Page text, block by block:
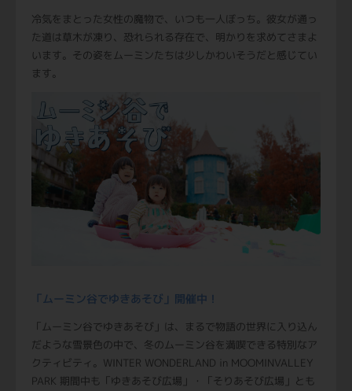
冷気をまとった女性の魔物で、いつも一人ぼっち。彼女が通っ
た道は草木が凍り、恐れられる存在で、明かりを求めてさまよ
います。その姿をムーミンたちは少しかわいそうだと感じてい
ます。
「ムーミン谷でゆきあそび」開催中！
「ムーミン谷でゆきあそび」は、まるで物語の世界に入り込ん
だような雪景色の中で、冬のムーミン谷を満喫できる特別なア
クティビティ。WINTER WONDERLAND in MOOMINVALLEY
PARK 期間中も「ゆきあそび広場」・「そりあそび広場」とも